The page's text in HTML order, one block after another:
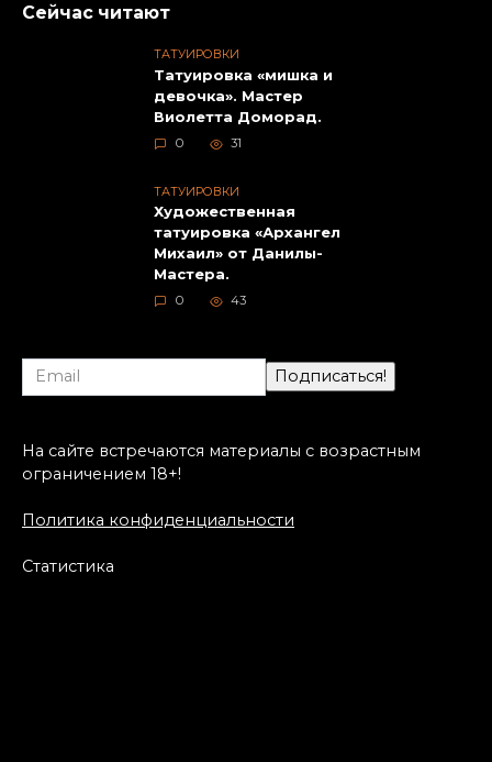
Сейчас читают
ТАТУИРОВКИ
Татуировка «мишка и
девочка». Мастер
Виолетта Доморад.
0 31
ТАТУИРОВКИ
Художественная
татуировка «Архангел
Михаил» от Данилы-
Мастера.
0 43
На сайте встречаются материалы с возрастным
ограничением 18+!
Политика конфиденциальности
Статистика